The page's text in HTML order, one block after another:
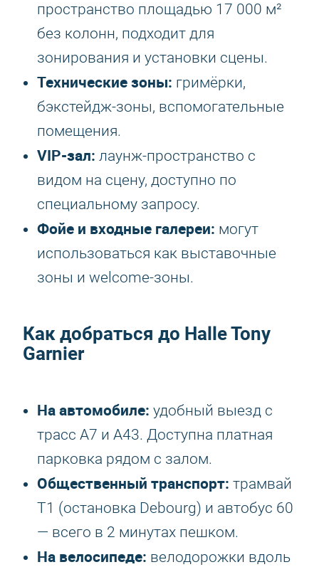
пространство площадью 17 000 м²
без колонн, подходит для
зонирования и установки сцены.
Технические зоны: гримёрки,
бэкстейдж-зоны, вспомогательные
помещения.
VIP-зал: лаунж-пространство с
видом на сцену, доступно по
специальному запросу.
Фойе и входные галереи: могут
использоваться как выставочные
зоны и welcome-зоны.
Как добраться до Halle Tony
Garnier
На автомобиле: удобный выезд с
трасс A7 и A43. Доступна платная
парковка рядом с залом.
Общественный транспорт: трамвай
T1 (остановка Debourg) и автобус 60
— всего в 2 минутах пешком.
На велосипеде: велодорожки вдоль